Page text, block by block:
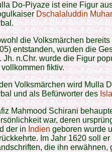
Do-Piyaze ist eine Figur
Dschalaluddin
die Volksmärchen
entstanden, wurden die
Jh. n.Chr. wurde die Figur
vollkommen fiktiv.
Volksmärchen wird Mulla
und als Befürworter des
Mahmood Schirani
war, deren
der inIndiengeboren wurde
Im Jahr 1620 soll
die ihn erwähnen,